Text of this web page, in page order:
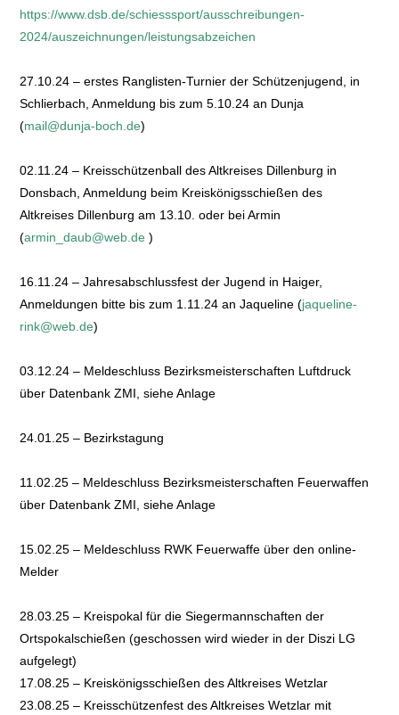
https://www.dsb.de/schiesssport/ausschreibungen-
2024/auszeichnungen/leistungsabzeichen
27.10.24 – erstes Ranglisten-Turnier der Schützenjugend, in
Schlierbach, Anmeldung bis zum 5.10.24 an Dunja
(mail@dunja-boch.de)
02.11.24 – Kreisschützenball des Altkreises Dillenburg in
Donsbach, Anmeldung beim Kreiskönigsschießen des
Altkreises Dillenburg am 13.10. oder bei Armin
(armin_daub@web.de )
16.11.24 – Jahresabschlussfest der Jugend in Haiger,
Anmeldungen bitte bis zum 1.11.24 an Jaqueline (jaqueline-
rink@web.de)
03.12.24 – Meldeschluss Bezirksmeisterschaften Luftdruck
über Datenbank ZMI, siehe Anlage
24.01.25 – Bezirkstagung
11.02.25 – Meldeschluss Bezirksmeisterschaften Feuerwaffen
über Datenbank ZMI, siehe Anlage
15.02.25 – Meldeschluss RWK Feuerwaffe über den online-
Melder
28.03.25 – Kreispokal für die Siegermannschaften der
Ortspokalschießen (geschossen wird wieder in der Diszi LG
aufgelegt)
17.08.25 – Kreiskönigsschießen des Altkreises Wetzlar
23.08.25 – Kreisschützenfest des Altkreises Wetzlar mit